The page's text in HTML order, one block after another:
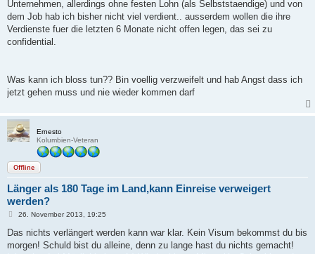
Unternehmen, allerdings ohne festen Lohn (als Selbststaendige) und von
dem Job hab ich bisher nicht viel verdient.. ausserdem wollen die ihre
Verdienste fuer die letzten 6 Monate nicht offen legen, das sei zu
confidential.
Was kann ich bloss tun?? Bin voellig verzweifelt und hab Angst dass ich
jetzt gehen muss und nie wieder kommen darf
Ernesto
Kolumbien-Veteran
Offline
Länger als 180 Tage im Land,kann Einreise verweigert
werden?
B
i
r
26. November 2013, 19:25
Das nichts verlängert werden kann war klar. Kein Visum bekommst du bis
morgen! Schuld bist du alleine, denn zu lange hast du nichts gemacht!